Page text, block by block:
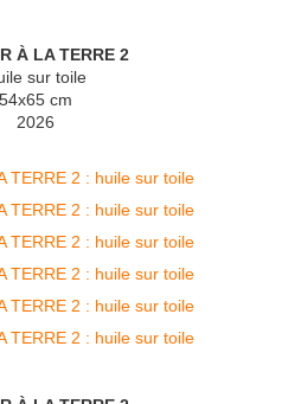
À LA TERRE 2
sur toile
54x65 cm
2026